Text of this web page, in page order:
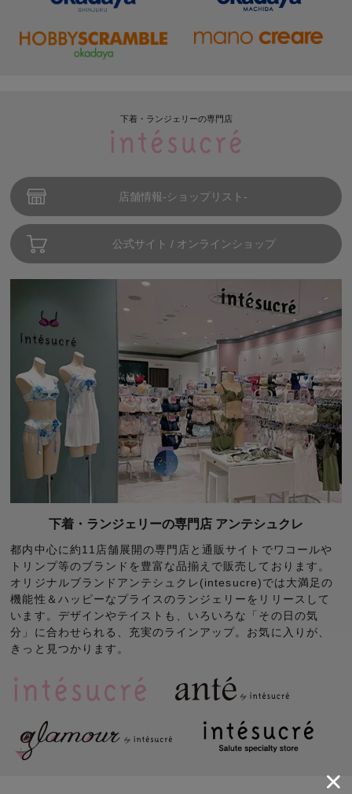
下着・ランジェリーの専門店
店舗情報-ショップリスト-
公式サイト / オンラインショップ
下着・ランジェリーの専門店 アンテシュクレ
都内中心に約11店舗展開の専門店と通販サイトでワコールや
トリンプ等のブランドを豊富な品揃えで販売しております。
オリジナルブランドアンテシュクレ(intesucre)では大満足の
機能性＆ハッピーなプライスのランジェリーをリリースして
います。デザインやテイストも、いろいろな「その日の気
分」に合わせられる、充実のラインアップ。お気に入りが、
きっと見つかります。